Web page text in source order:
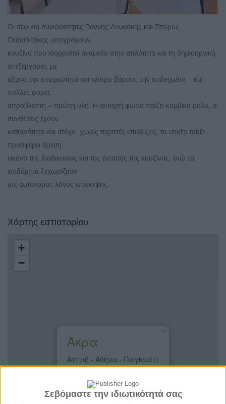
Σεβόμαστε την ιδιωτικότητά σας
Οι σεφ και συνιδιοκτήτες Γιάννης Λουκάκης και Σπύρος
Πεδιαδιτάκης υπογράφουν
κουζίνα που ισορροπεί ανάμεσα στην απλότητα και τη δημιουργική
επεξεργασία, με
άξονα την εποχικότητα και κέντρο βάρους την επιλεγμένη – και
πολλές φορές
απρόβλεπτη – πρώτη ύλη. Η ανοιχτή φωτιά παίζει κομβικό ρόλο, οι
συνθέσεις έχουν
καθαρότητα και στόχο, χωρίς περιττές επιδείξεις, το chef’s table
προσφέρει άμεση
εικόνα της διαδικασίας και της έντασης της κουζίνας, ενώ τα
επιδόρπια ξεχωρίζουν
ως αυτόνομος λόγος επίσκεψης.
Χάρτης εστιατορίου
Άκρα
Αττική - Αθήνα - Παγκράτι
+
−